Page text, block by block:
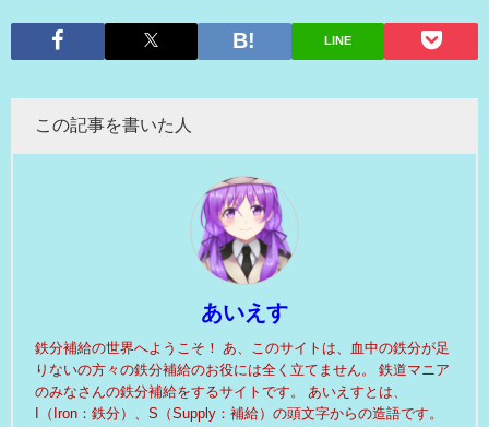
LINE
この記事を書いた人
あいえす
鉄分補給の世界へようこそ！ あ、このサイトは、血中の鉄分が足
りないの方々の鉄分補給のお役には全く立てません。 鉄道マニア
のみなさんの鉄分補給をするサイトです。 あいえすとは、
I（Iron：鉄分）、S（Supply：補給）の頭文字からの造語です。